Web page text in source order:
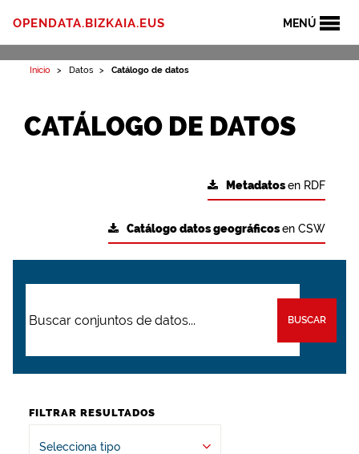
MENÚ
OPENDATA.BIZKAIA.EUS
Inicio Datos Catálogo de datos
CATÁLOGO DE DATOS
Metadatosen RDF
Catálogo datos geográficosen CSW
BUSCAR
FILTRAR RESULTADOS
Selecciona tipo